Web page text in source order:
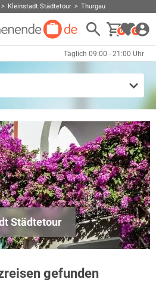
Kleinstadt Städtetour Thurgau
0 0
Täglich 09:00 - 21:00 Uhr
Städtetour
gefunden